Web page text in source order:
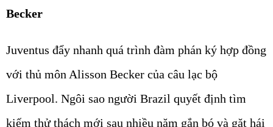
Becker
Juventus đẩy nhanh quá trình đàm phán ký hợp đồng
với thủ môn Alisson Becker của câu lạc bộ
Liverpool. Ngôi sao người Brazil quyết định tìm
kiếm thử thách mới sau nhiều năm gắn bó và gặt hái